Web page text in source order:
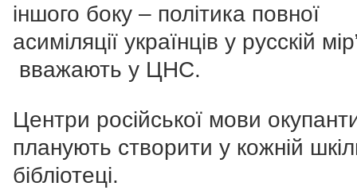
іншого боку – політика повної
асиміляції українців у русскій
вважають у ЦНС.
Центри російської мови
планують створити у кожній
бібліотеці.